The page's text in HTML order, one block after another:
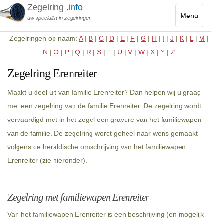
Menu
Toggle
Zegelring .info
uw specialist in zegelringen
Zegelringen op naam: A| B | C | D | E | F | G | H | I | J | K | L | M |
N | O | P | Q | R | S | T | U | V | W | X | Y | Z
Zegelring Erenreiter
Maakt u deel uit van familie Erenreiter? Dan helpen wij u graag
met een zegelring van de familie Erenreiter. De zegelring wordt
vervaardigd met in het zegel een gravure van het familiewapen
van de familie. De zegelring wordt geheel naar wens gemaakt
volgens de heraldische omschrijving van het familiewapen
Erenreiter (zie hieronder).
Zegelring met familiewapen Erenreiter
Van het familiewapen Erenreiter is een beschrijving (en mogelijk